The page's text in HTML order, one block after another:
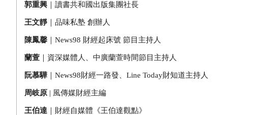
郭重興 ｜讀書共和國出版集團社長
王文靜 ｜品味私塾 創辦人
陳鳳馨 News98 財經起床號 節目主持人
蘭萱 ｜資深媒體人、中廣蘭萱時間節目主持人
阮慕驊 News98財經一路發、 Line Today財知道主持人
周岐原 | 風傳媒財經主編
王伯達 ｜財經自媒體《王伯達觀點》